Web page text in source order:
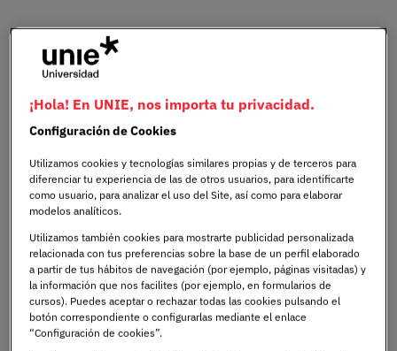
Publicado: 25/05/2026
26/05/2026
Universidad
El experto en tecnología, innovación y transformación
digital cuenta con más de tres décadas de experiencia
internacional en empresa y educación superior
Daniel León ha desarrollado su trayectoria profesional
en compañías como HP, EY, Vodafone y Philips/Origin,
además de ocupar cargos académicos de
responsabilidad en la UFV
¡Hola! En UNIE, nos importa tu privacidad.
Configuración de Cookies
Utilizamos cookies y tecnologías similares propias y de terceros para
diferenciar tu experiencia de las de otros usuarios, para identificarte
como usuario, para analizar el uso del Site, así como para elaborar
modelos analíticos.
Utilizamos también cookies para mostrarte publicidad personalizada
relacionada con tus preferencias sobre la base de un perfil elaborado
a partir de tus hábitos de navegación (por ejemplo, páginas visitadas) y
la información que nos facilites (por ejemplo, en formularios de
cursos). Puedes aceptar o rechazar todas las cookies pulsando el
botón correspondiente o configurarlas mediante el enlace
“Configuración de cookies”.